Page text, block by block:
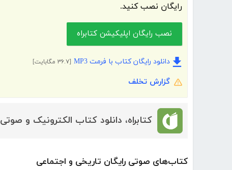
رایگان نصب کنید.
نصب رایگان اپلیکیشن کتابراه
دانلود رایگان کتاب با فرمت MP3 [۳۶.۷ مگابایت]
گزارش تخلف
کتابراه، دانلود کتاب الکترونیک و صوتی
کتاب‌های صوتی رایگان تاریخی و اجتماعی